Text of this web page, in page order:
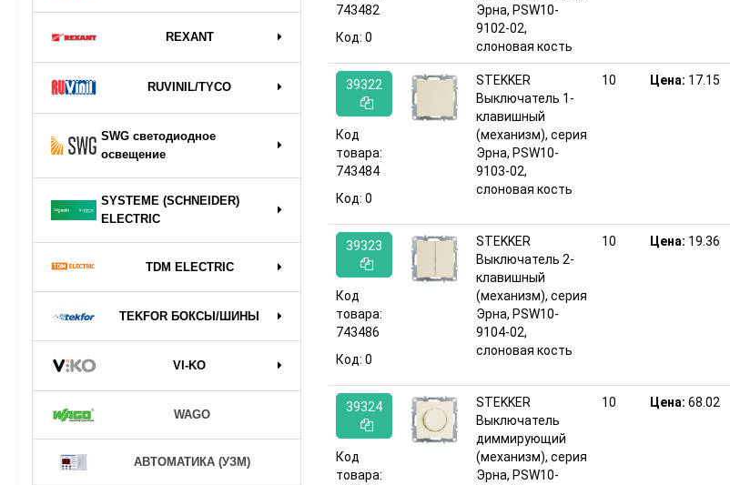
REXANT
RUVINIL/TYCO
SWG светодиодное
освещение
SYSTEME (SCHNEIDER)
ELECTRIC
TDM ELECTRIC
TEKFOR БОКСЫ/ШИНЫ
VI-KO
WAGO
АВТОМАТИКА (УЗМ)
743482
Код: 0
Эрна, PSW10-
9102-02,
слоновая кость
39322
Код
товара:
743484
Код: 0
STEKKER
Выключатель 1-
клавишный
(механизм), серия
Эрна, PSW10-
9103-02,
слоновая кость
10 Цена: 17.15
39323
Код
товара:
743486
Код: 0
STEKKER
Выключатель 2-
клавишный
(механизм), серия
Эрна, PSW10-
9104-02,
слоновая кость
10 Цена: 19.36
39324
Код
товара:
STEKKER
Выключатель
диммирующий
(механизм), серия
Эрна, PSW10-
10 Цена: 68.02